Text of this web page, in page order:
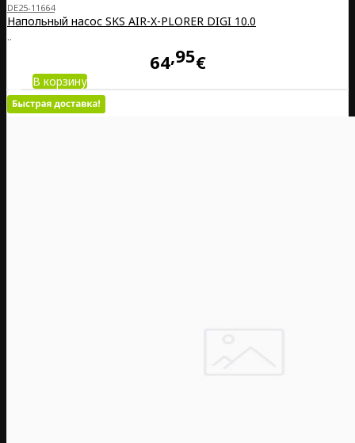
DE25-11664
Напольный насос SKS AIR-X-PLORER DIGI 10.0
..
64 95€
В корзину